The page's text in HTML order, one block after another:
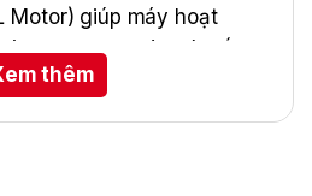
Motor) giúp máy hoạt
ái, giảm hao mòn và tiết
2.500 vòng/phút,
thêm